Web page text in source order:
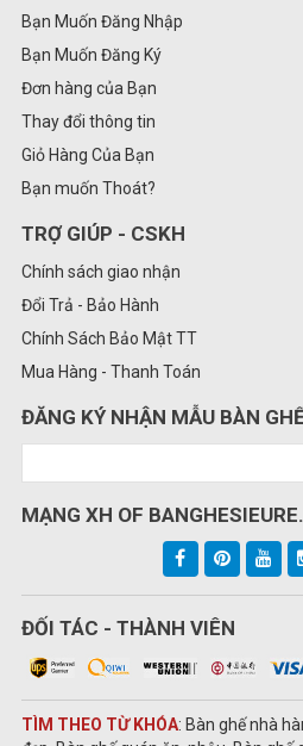
Bạn Muốn Đăng Nhập
Bạn Muốn Đăng Ký
Đơn hàng của Bạn
Thay đổi thông tin
Giỏ Hàng Của Bạn
Bạn muốn Thoát?
TRỢ GIÚP - CSKH
Chính sách giao nhận
Đổi Trả - Bảo Hành
Chính Sách Bảo Mật TT
Mua Hàng - Thanh Toán
ĐĂNG KÝ NHẬN MẪU BÀN
MẠNG XH OF
ĐỐI TÁC - THÀNH VIÊN
TÌM THEO TỪ KHÓA: Bàn ghế nhà